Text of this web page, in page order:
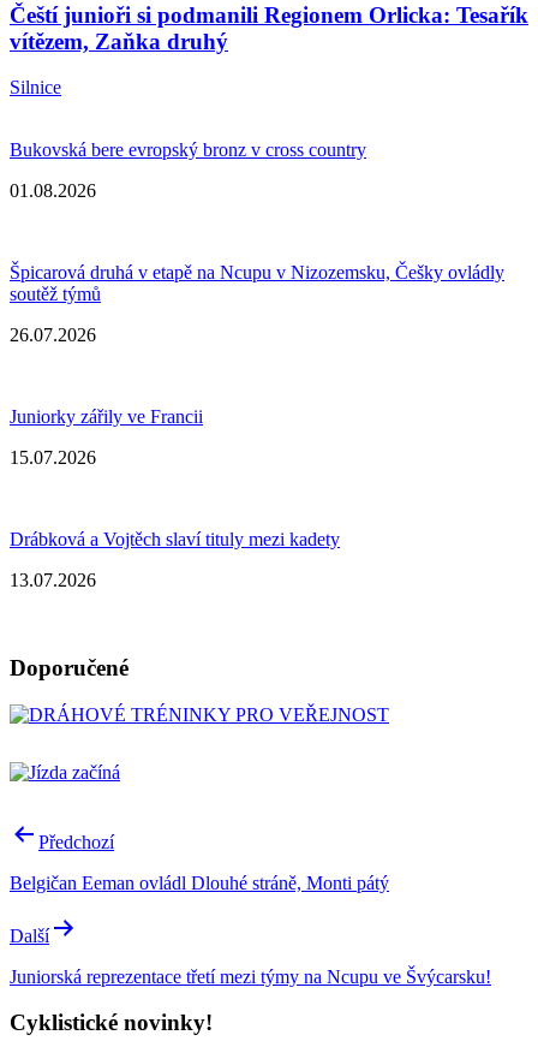
Čeští junioři si podmanili Regionem Orlicka: Tesařík
vítězem, Zaňka druhý
Silnice
Bukovská bere evropský bronz v cross country
01.08.2026
Špicarová druhá v etapě na Ncupu v Nizozemsku, Češky ovládly
soutěž týmů
26.07.2026
Juniorky zářily ve Francii
15.07.2026
Drábková a Vojtěch slaví tituly mezi kadety
13.07.2026
Doporučené
Navigace
příspěvek
Předchozí
Belgičan Eeman ovládl Dlouhé stráně, Monti pátý
Další
Juniorská reprezentace třetí mezi týmy na Ncupu ve Švýcarsku!
Cyklistické novinky!